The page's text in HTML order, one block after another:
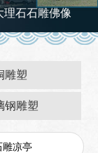
石石雕佛像
雕塑
钢雕塑
雕凉亭